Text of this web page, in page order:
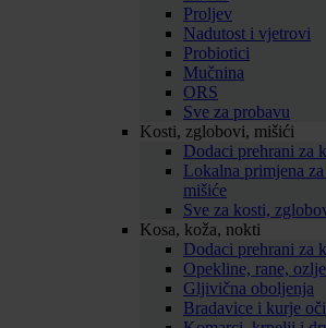
Proljev
Nadutost i vjetrovi
Probiotici
Mučnina
ORS
Sve za probavu
Kosti, zglobovi, mišići
Dodaci prehrani za
Lokalna primjena
mišiće
Sve za kosti,
Kosa, koža, nokti
Dodaci prehrani za
Opekline, rane,
Gljivična oboljenja
Bradavice i kurje oči